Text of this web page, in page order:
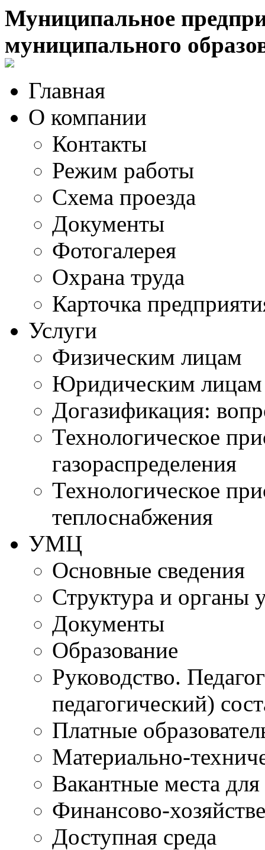
Муниципальное
муниципального
Главная
О компании
Контакты
Режим работы
Схема проезда
Документы
Фотогалерея
Охрана труда
Карточка
Услуги
Физическим лицам
Юридическим лицам
Догазификация:
Технологическое
газораспределения
Технологическое
теплоснабжения
УМЦ
Основные сведения
Структура и органы
Документы
Образование
Руководство.
педагогический)
Платные
Материально-
Вакантные места
Финансово-
Доступная среда